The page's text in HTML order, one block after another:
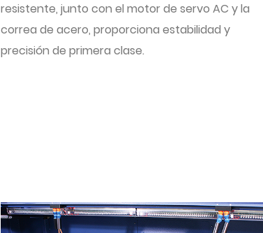
resistente, junto con el motor de servo AC y la
correa de acero, proporciona estabilidad y
precisión de primera clase.